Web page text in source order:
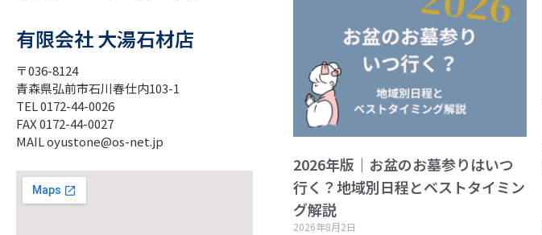
有限会社 大湯石材店
〒036-8124
青森県弘前市石川春仕内103-1
TEL 0172-44-0026
FAX 0172-44-0027
MAIL oyustone@os-net.jp
2026年版｜お盆のお墓参りはいつ
行く？地域別日程とベストタイミン
グ解説
2026年8月2日